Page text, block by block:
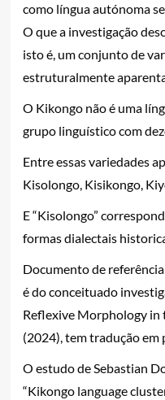
como língua autónoma
O que a investigação
isto é, um conjunto de
estruturalmente
O Kikongo não é uma
grupo linguístico com
Entre essas variedades
Kisolongo, Kisikongo,
E “Kisolongo”
formas dialectais
Documento de
é do conceituado
Reflexive Morphology in
(2024), tem tradução em
O estudo de Sebastian
“Kikongo language